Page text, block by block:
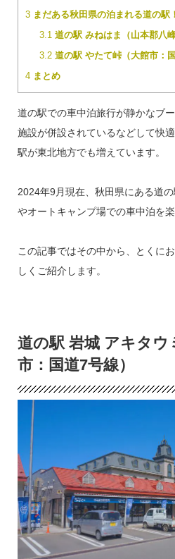
3まだある秋田県の泊まれる道の駅！
3.1 道の駅 みねはま（山本郡八
3.2道の駅 やたて峠（大館市：国
4まとめ
道の駅での車中泊旅行が静かなブ
施設が併設されているなどして快
駅が東北地方でも増えています。
2024年9月現在、秋田県にある道
やオートキャンプ場での車中泊を
この記事ではその中から、とくに
しくご紹介します。
道の駅 岩城 アキタウ
市：国道7号線）